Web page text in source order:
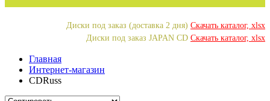
Диски под заказ (доставка 2 дня) Скачать каталог, xlsx
Диски под заказ JAPAN CD Скачать каталог, xlsx
Главная
Интернет-магазин
CDRuss